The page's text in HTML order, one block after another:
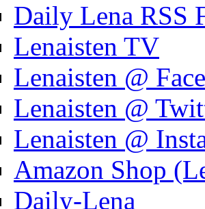
Daily Lena RSS
Lenaisten TV
Lenaisten @
Lenaisten @
Lenaisten @
Amazon Shop
Daily-Lena